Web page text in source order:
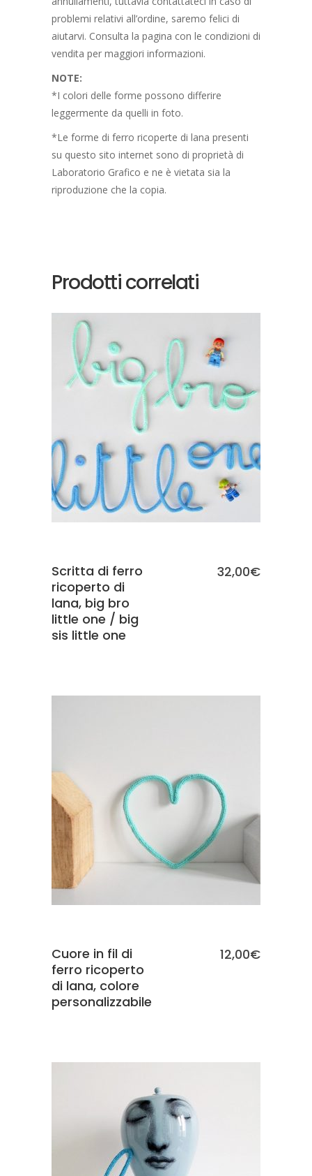
problemi relativi all’ordine, saremo felici di
aiutarvi. Consulta la pagina con le condizioni di
vendita per maggiori informazioni.
NOTE:
*I colori delle forme possono differire
leggermente da quelli in foto.
*Le forme di ferro ricoperte di lana presenti
su questo sito internet sono di proprietà di
Laboratorio Grafico e ne è vietata sia la
riproduzione che la copia.
Prodotti correlati
SCEGLI
Scritta di ferro
ricoperto di
lana, big bro
little one / big
sis little one
32,00€
SCEGLI
Cuore in fil di
ferro ricoperto
di lana, colore
personalizzabile
12,00€
SCEGLI